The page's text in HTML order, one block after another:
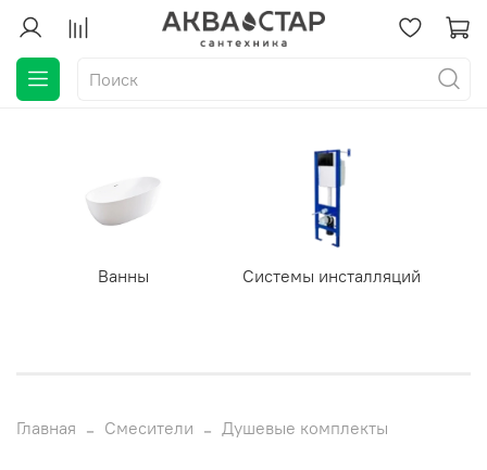
Ванны Системы инсталляций
Главная Смесители Душевые комплекты